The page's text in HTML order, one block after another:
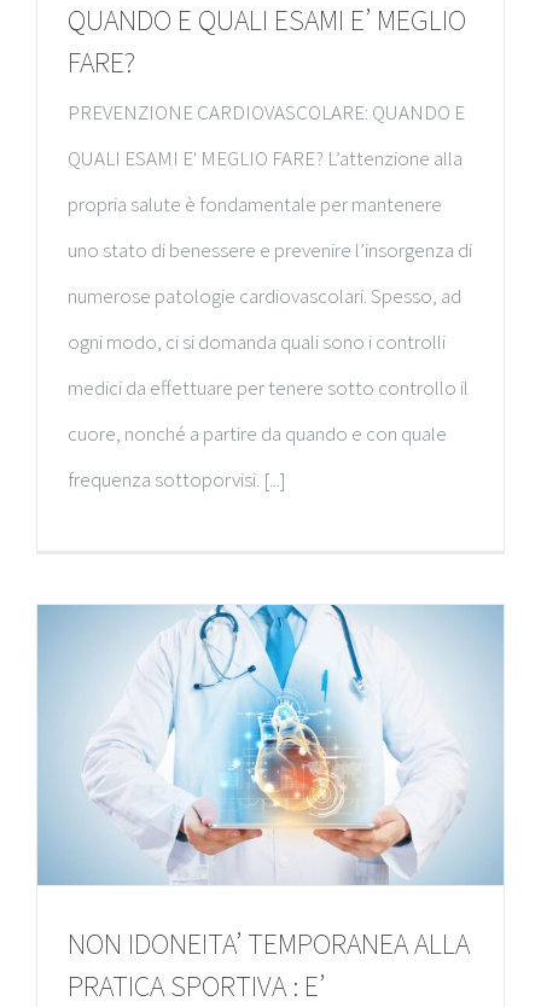
QUANDO E QUALI ESAMI E’ MEGLIO
FARE?
PREVENZIONE CARDIOVASCOLARE: QUANDO E
QUALI ESAMI E' MEGLIO FARE? L’attenzione alla
propria salute è fondamentale per mantenere
uno stato di benessere e prevenire l’insorgenza di
numerose patologie cardiovascolari. Spesso, ad
ogni modo, ci si domanda quali sono i controlli
medici da effettuare per tenere sotto controllo il
cuore, nonché a partire da quando e con quale
frequenza sottoporvisi. [...]
NON IDONEITA’ TEMPORANEA ALLA
PRATICA SPORTIVA : E’